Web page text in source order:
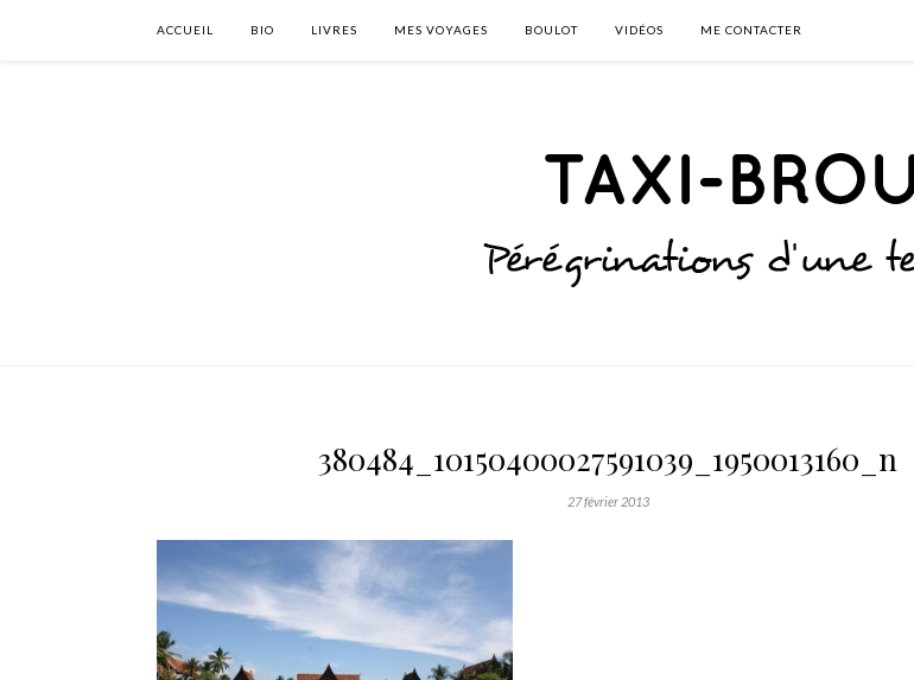
ACCUEIL BIO LIVRES MES VOYAGES BOULOT VIDÉOS ME CONTACTER
380484_10150400027591039_1950013160_n
27 février 2013